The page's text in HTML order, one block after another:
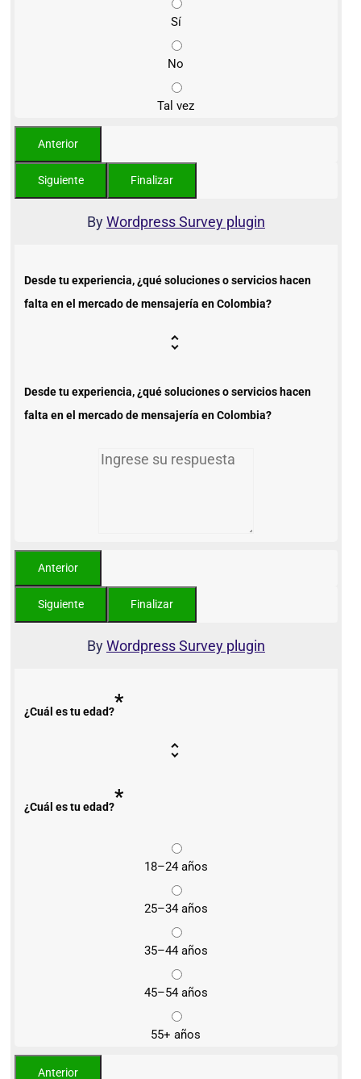
Sí
No
Tal vez
ByWordpress Survey plugin
Desde tu experiencia, ¿qué soluciones o servicios hacen
falta en el mercado de mensajería en Colombia?
Desde tu experiencia, ¿qué soluciones o servicios hacen
falta en el mercado de mensajería en Colombia?
ByWordpress Survey plugin
¿Cuál es tu edad?*
¿Cuál es tu edad?*
18–24 años
25–34 años
35–44 años
45–54 años
55+ años